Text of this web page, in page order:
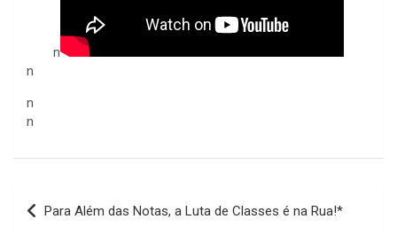
n
n
n
n
Navegação
de
Para Além das Notas, a Luta de Classes é na Rua!*